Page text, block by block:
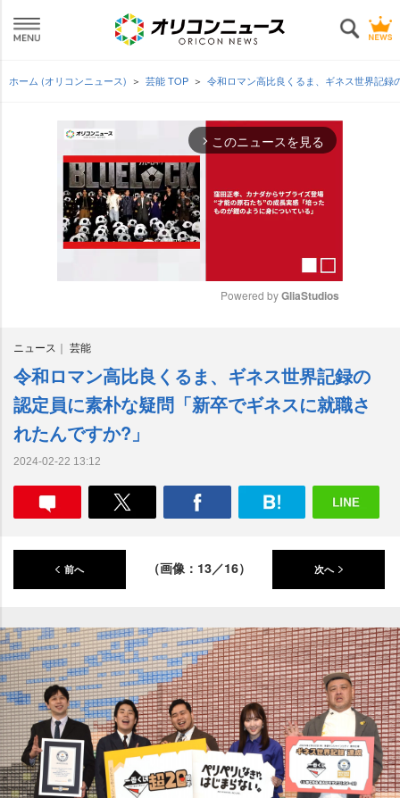
ホーム (オリコンニュース) 芸能 TOP 令和ロマン高比良くるま、ギネス世界記
arrow_forward_ios このニュースを見る
e
Powered by GliaStudios
ニュース 芸能
令和ロマン高比良くるま、ギネス世界記録の
認定員に素朴な疑問「新卒でギネスに就職さ
れたんですか?」
2024-02-22 13:12
前へ （画像：13／16） 次へ